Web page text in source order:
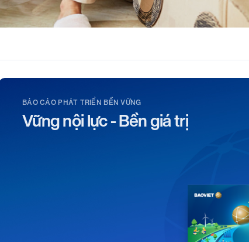
BÁO CÁO PHÁT TRIỂN BỀN VỮNG
Vững nội lực - Bền giá trị